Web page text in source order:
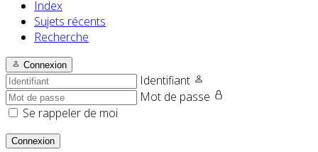
Index
Sujets récents
Recherche
Connexion
Identifiant
Mot de passe
Se rappeler de moi
Connexion